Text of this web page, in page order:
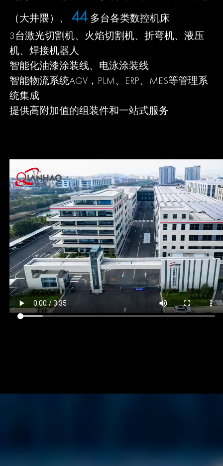
（大井隈）、
50 多台各类数控机床
3台激光切割机、火焰切割机、折弯机、液压
机、焊接机器人
智能化油漆涂装线、电泳涂装线
智能物流系统AGV，PLM、ERP、MES等管理系
统集成
提供高附加值的组装件和一站式服务